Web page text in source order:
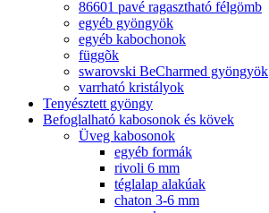
86601 pavé ragasztható félgömb
egyéb gyöngyök
egyéb kabochonok
függõk
swarovski BeCharmed gyöngyök
varrható kristályok
Tenyésztett gyöngy
Befoglalható kabosonok és kövek
Üveg kabosonok
egyéb formák
rivoli 6 mm
téglalap alakúak
chaton 3-6 mm